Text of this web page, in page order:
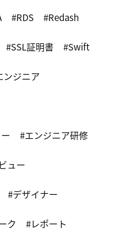
RDS Redash
SSL証明書 Swift
ンジニア
エンジニア研修
ュー
デザイナー
ク レポート